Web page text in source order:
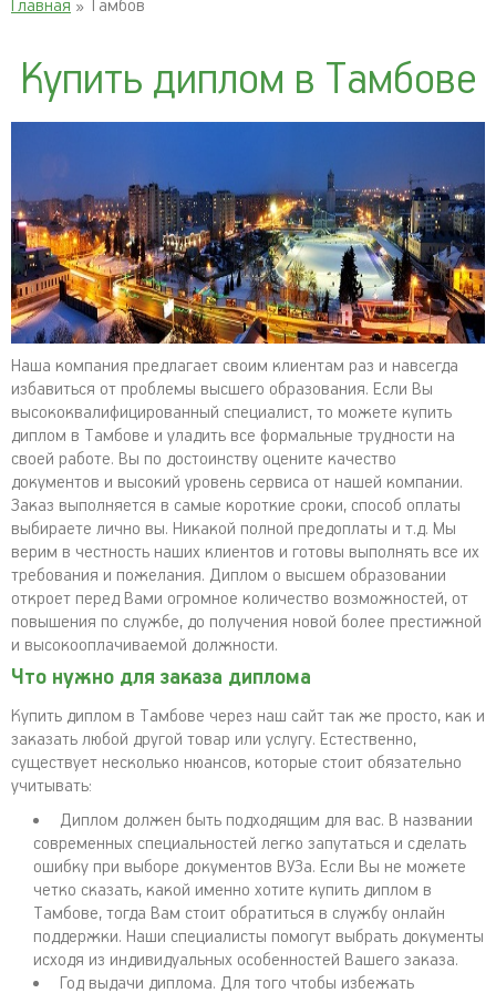
Главная » Тамбов
Купить диплом в Тамбове
Наша компания предлагает своим клиентам раз и навсегда
избавиться от проблемы высшего образования. Если Вы
высококвалифицированный специалист, то можете купить
диплом в Тамбове и уладить все формальные трудности на
своей работе. Вы по достоинству оцените качество
документов и высокий уровень сервиса от нашей компании.
Заказ выполняется в самые короткие сроки, способ оплаты
выбираете лично вы. Никакой полной предоплаты и т.д. Мы
верим в честность наших клиентов и готовы выполнять все их
требования и пожелания. Диплом о высшем образовании
откроет перед Вами огромное количество возможностей, от
повышения по службе, до получения новой более престижной
и высокооплачиваемой должности.
Что нужно для заказа диплома
Купить диплом в Тамбове через наш сайт так же просто, как и
заказать любой другой товар или услугу. Естественно,
существует несколько нюансов, которые стоит обязательно
учитывать:
Диплом должен быть подходящим для вас. В названии
современных специальностей легко запутаться и сделать
ошибку при выборе документов ВУЗа. Если Вы не можете
четко сказать, какой именно хотите купить диплом в
Тамбове, тогда Вам стоит обратиться в службу онлайн
поддержки. Наши специалисты помогут выбрать документы
исходя из индивидуальных особенностей Вашего заказа.
Год выдачи диплома. Для того чтобы избежать